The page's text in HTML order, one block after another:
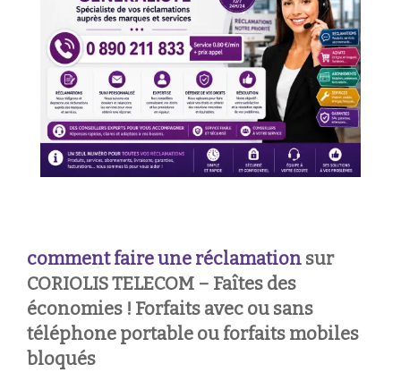
comment faire une réclamation sur
CORIOLIS TELECOM – Faîtes des
économies ! Forfaits avec ou sans
téléphone portable ou forfaits mobiles
bloqués